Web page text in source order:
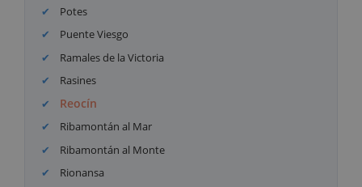
Potes
Puente Viesgo
Ramales de la Victoria
Rasines
Reocín
Ribamontán al Mar
Ribamontán al Monte
Rionansa